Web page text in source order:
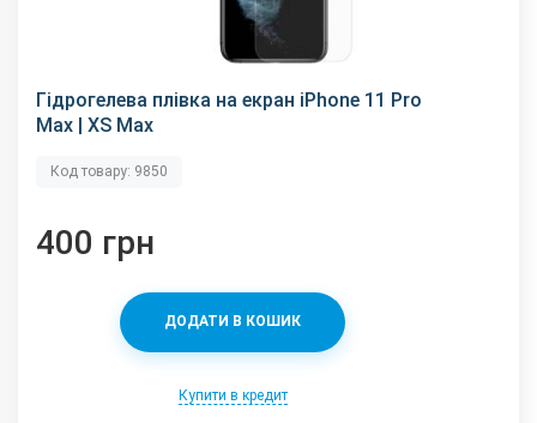
Гідрогелева плівка на екран iPhone 11 Pro
Max | XS Max
Код товару: 9850
400 грн
ДОДАТИ В КОШИК
Купити в кредит